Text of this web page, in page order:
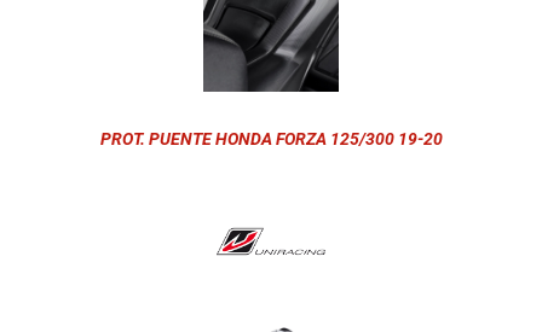
PROT. PUENTE HONDA FORZA 125/300 19-20